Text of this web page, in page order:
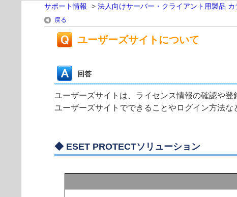
サポート情報 > 法人向けサーバー・クライアント用製品
戻る
ユーザーズサイトについて
回答
ユーザーズサイトは、ライセンス情報の確認や
ユーザーズサイトでできることやログイン方法な
◆ ESET PROTECTソリューション